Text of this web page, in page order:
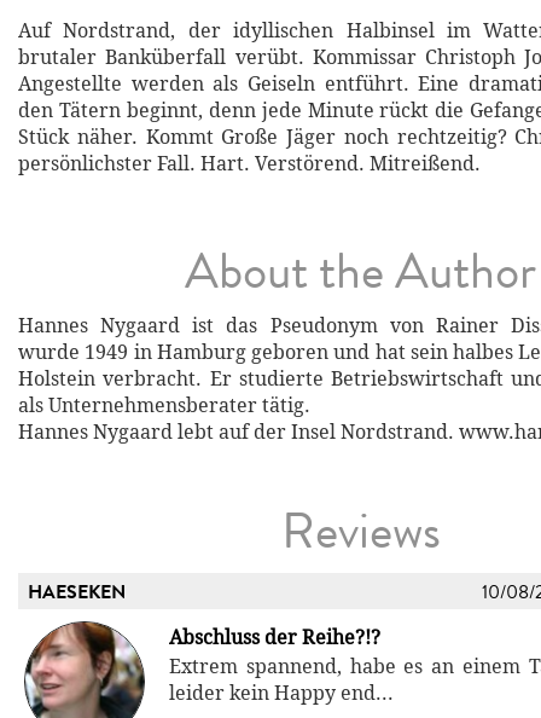
Auf Nordstrand, der idyllischen Halbinsel im
brutaler Banküberfall verübt. Kommissar Christoph
Angestellte werden als Geiseln entführt. Eine
den Tätern beginnt, denn jede Minute rückt die
Stück näher. Kommt Große Jäger noch rechtzeitig?
persönlichster Fall. Hart. Verstörend. Mitreißend.
About the Author
Hannes Nygaard ist das Pseudonym von Rainer
wurde 1949 in Hamburg geboren und hat sein halbes
Holstein verbracht. Er studierte Betriebswirtschaft
als Unternehmensberater tätig.
Hannes Nygaard lebt auf der Insel Nordstrand.
Reviews
HAESEKEN 10/08/
Abschluss der Reihe?!?
Extrem spannend, habe es an einem
leider kein Happy end...